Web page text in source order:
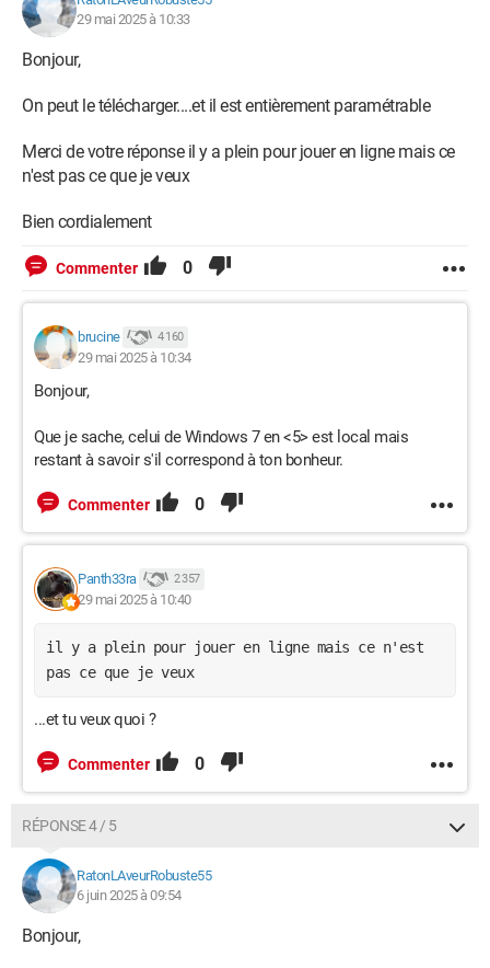
29 mai 2025 à 10:33
Bonjour,
On peut le télécharger....et il est entièrement paramétrable
Merci de votre réponse il y a plein pour jouer en ligne mais ce
n'est pas ce que je veux
Bien cordialement
Commenter 0
brucine 4 160
29 mai 2025 à 10:34
Bonjour,
Que je sache, celui de Windows 7 en <5> est local mais
restant à savoir s'il correspond à ton bonheur.
Commenter 0
Panth33ra 2 357
29 mai 2025 à 10:40
il y a plein pour jouer en ligne mais ce n'est
pas ce que je veux
...et tu veux quoi ?
Commenter 0
RÉPONSE 4 / 5
RatonLAveurRobuste55
6 juin 2025 à 09:54
Bonjour,